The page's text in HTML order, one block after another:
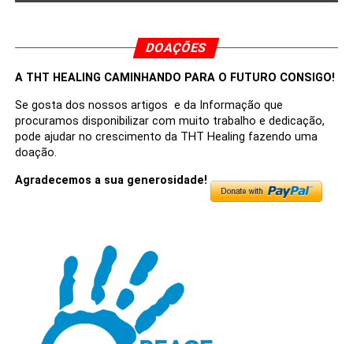
DOAÇÕES
A THT HEALING CAMINHANDO PARA O FUTURO CONSIGO!
Se gosta dos nossos artigos e da Informação que
procuramos disponibilizar com muito trabalho e dedicação,
pode ajudar no crescimento da THT Healing fazendo uma
doação.
Agradecemos a sua generosidade!